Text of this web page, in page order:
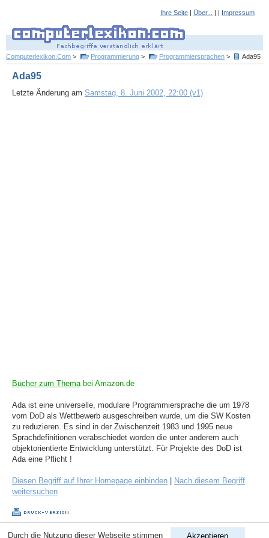
Ihre Seite | Über... | | Impressum
Computerlexikon.Com > Programmierung > Programmiersprachen > Ada95
Ada95
Letzte Änderung am Samstag, 8. Juni 2002, 22:00 (v1)
Bücher zum Themabei Amazon.de
Ada ist eine universelle, modulare Programmiersprache die um 1978
vom DoD als Wettbewerb ausgeschreiben wurde, um die SW Kosten
zu reduzieren. Es sind in der Zwischenzeit 1983 und 1995 neue
Sprachdefinitionen verabschiedet worden die unter anderem auch
objektorientierte Entwicklung unterstützt. Für Projekte des DoD ist
Ada eine Pflicht !
Diesen Begriff auf Ihrer Homepage einbinden
Nach diesem Begriff
weitersuchen
Akzeptieren
Durch die Nutzung dieser Webseite stimmen